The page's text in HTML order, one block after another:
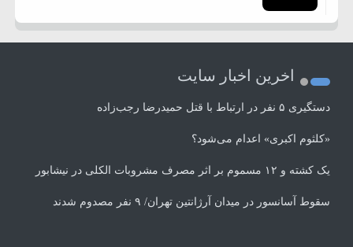
اخرین اخبار سایت
دستگیری ۵ نفر در ارتباط با قتل حمیدرضا رجب‌زاده
«کلثوم اکبری» اعدام می‌شود؟
یک کشته و ۱۲ مسموم بر اثر مصرف مشروبات الکلی در نیشابور
سقوط آسانسور در میدان آرژانتین تهران/ ۹ نفر مصدوم شدند